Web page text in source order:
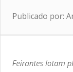
Publicado por:
Feirantes lotam